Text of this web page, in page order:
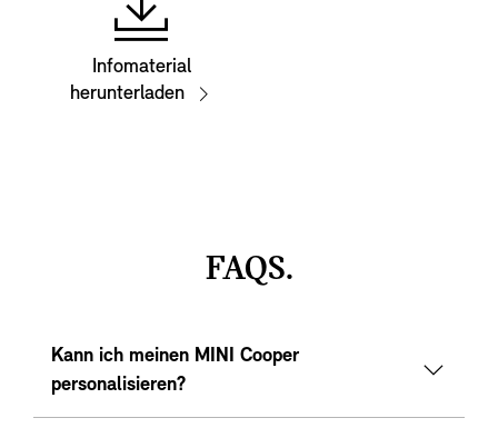
Infomaterial
herunterladen
FAQS.
Kann ich meinen MINI Cooper
personalisieren?